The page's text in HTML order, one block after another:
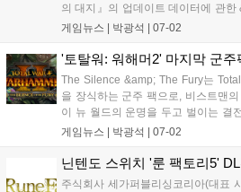
의 대지』의 업데이트 데이터에 관
개했다. 『목장이야기 올리브 타운과
레이해 주...
게임뉴스 | 박광석 07-02
'토탈워: 워해머2' 마지막 군주
The Silence &amp; The Fury는
을 장식하는 군주 팩으로, 비스트맨
이 뉴 월드의 운명을 두고 벌이는 결
격돌했을 때, 최후의 승자는 누가 될
게임뉴스 | 박광석 07-02
닌텐도 스위치 '룬 팩토리5' DL
주식회사 세가퍼블리싱코리아(대표